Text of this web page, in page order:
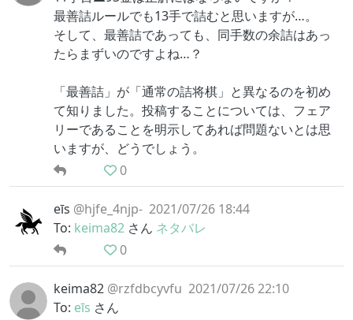
最善詰ルールでも13手で詰むと思いますが…。
そして、最善詰であっても、同手数の余詰はあっ
たらまずいのですよね…？
「最善詰」が「通常の詰将棋」と異なるのを初め
て知りました。投稿することについては、フェア
リーであることを明示してあれば問題ないとは思
いますが、どうでしょう。
0
eīs @hjfe_4njp- 2021/07/26 18:44
To: keima82 さん ネタバレ
0
keima82 @rzfdbcyvfu 2021/07/26 22:10
To: eīs さん